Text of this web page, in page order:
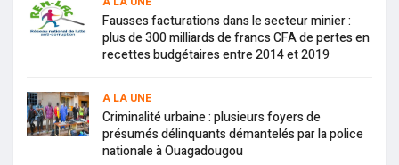
Fausses facturations dans le secteur minier :
plus de 300 milliards de francs CFA de pertes en
recettes budgétaires entre 2014 et 2019
A LA UNE
Criminalité urbaine : plusieurs foyers de
présumés délinquants démantelés par la police
nationale à Ouagadougou